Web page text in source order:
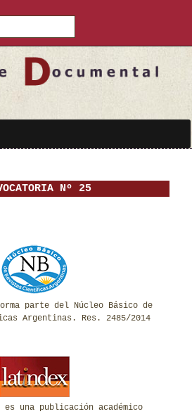
Nº 25
parte del Núcleo Básico de
Argentinas. Res. 2485/2014
es una publicación académico